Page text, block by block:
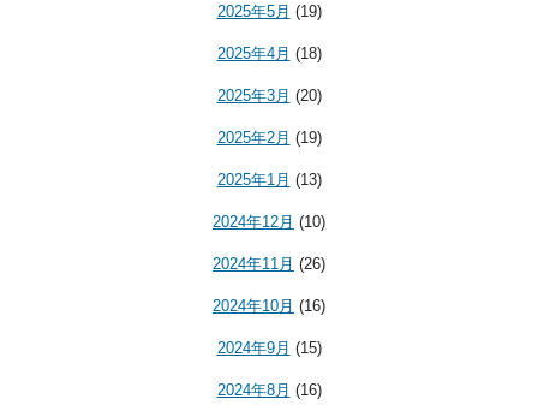
2025年5月 (19)
2025年4月 (18)
2025年3月 (20)
2025年2月 (19)
2025年1月 (13)
2024年12月 (10)
2024年11月 (26)
2024年10月 (16)
2024年9月 (15)
2024年8月 (16)